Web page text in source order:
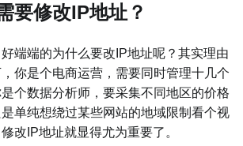
要修改IP地址？
端端的为什么要改IP地址呢？其实理由
你是个电商运营，需要同时管理十几个
个数据分析师，要采集不同地区的价格
单纯想绕过某些网站的地域限制看个视
改IP地址就显得尤为重要了。